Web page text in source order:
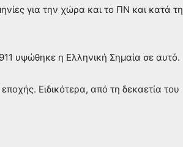
για την χώρα και το ΠΝ και κατά τη
υψώθηκε η Ελληνική Σημαία σε αυτό.
Ειδικότερα, από τη δεκαετία του